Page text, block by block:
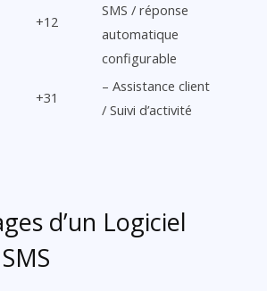
+12
SMS / réponse
automatique
configurable
+31
– Assistance client
/ Suivi d’activité
d’un Logiciel